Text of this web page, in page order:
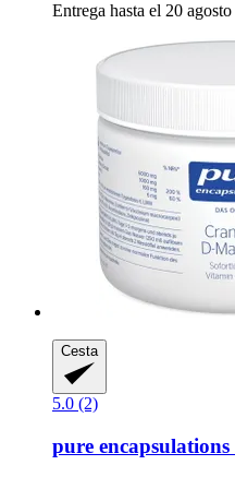
Entrega hasta el 20 agosto
Cesta
5.0 (2)
pure encapsulations